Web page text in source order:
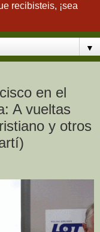
recibisteis, ¡sea
▼
en el
A vueltas
y otros